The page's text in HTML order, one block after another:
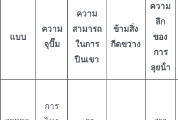
แบบ
ความ
จุปั๊ม
ความ
สามารถ
ในการ
ปีนเขา
ข้ามสิ่ง
กีดขวาง
ความ
ลึก
ของ
การ
ลุยน้ํา
การ